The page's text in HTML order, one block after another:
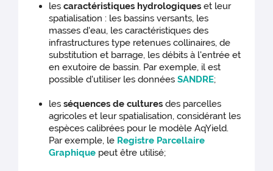
lescaractéristiques hydrologiques et leur
spatialisation : les bassins versants, les
masses d'eau, les caractéristiques des
infrastructures type retenues collinaires, de
substitution et barrage, les débits à l'entrée et
en exutoire de bassin. Par exemple, il est
possible d'utiliser les donnéesSANDRE;
lesséquences de cultures des parcelles
agricoles et leur spatialisation, considérant les
espèces calibrées pour le modèle AqYield.
Par exemple, le Registre Parcellaire
Graphique peut être utilisé;